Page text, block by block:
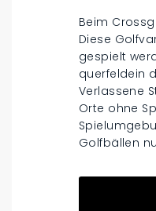
Beim
Diese
gespielt
querfeldein
Verlassene
Orte ohne
Golfbällen